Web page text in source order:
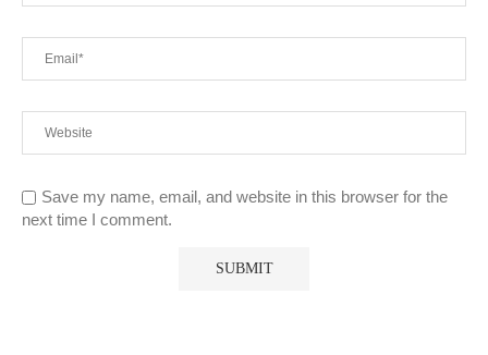
Save my name, email, and website in this browser for the
next time I comment.